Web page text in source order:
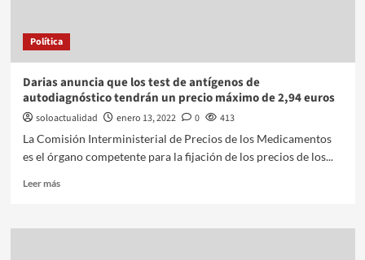
Política
Darias anuncia que los test de antígenos de
autodiagnóstico tendrán un precio máximo de 2,94 euros
soloactualidad enero 13, 2022 0
413
La Comisión Interministerial de Precios de los Medicamentos
es el órgano competente para la fijación de los precios de los...
Leer más